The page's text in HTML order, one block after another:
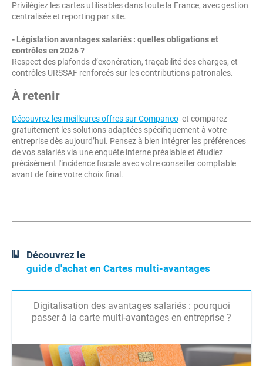
Privilégiez les cartes utilisables dans toute la France, avec gestion
centralisée et reporting par site.
- Législation avantages salariés : quelles obligations et
contrôles en 2026?
Respect des plafonds d’exonération, traçabilité des charges, et
contrôles URSSAF renforcés sur les contributions patronales.
À retenir
Découvrez les meilleures offres sur Companeo et comparez
gratuitement les solutions adaptées spécifiquement à votre
entreprise dès aujourd’hui. Pensez à bien intégrer les préférences
de vos salariés via une enquête interne préalable et étudiez
précisément l'incidence fiscale avec votre conseiller comptable
avant de faire votre choix final.
Découvrez le
guide d'achat en Cartes multi-avantages
Digitalisation des avantages salariés : pourquoi
passer à la carte multi-avantages en entreprise ?